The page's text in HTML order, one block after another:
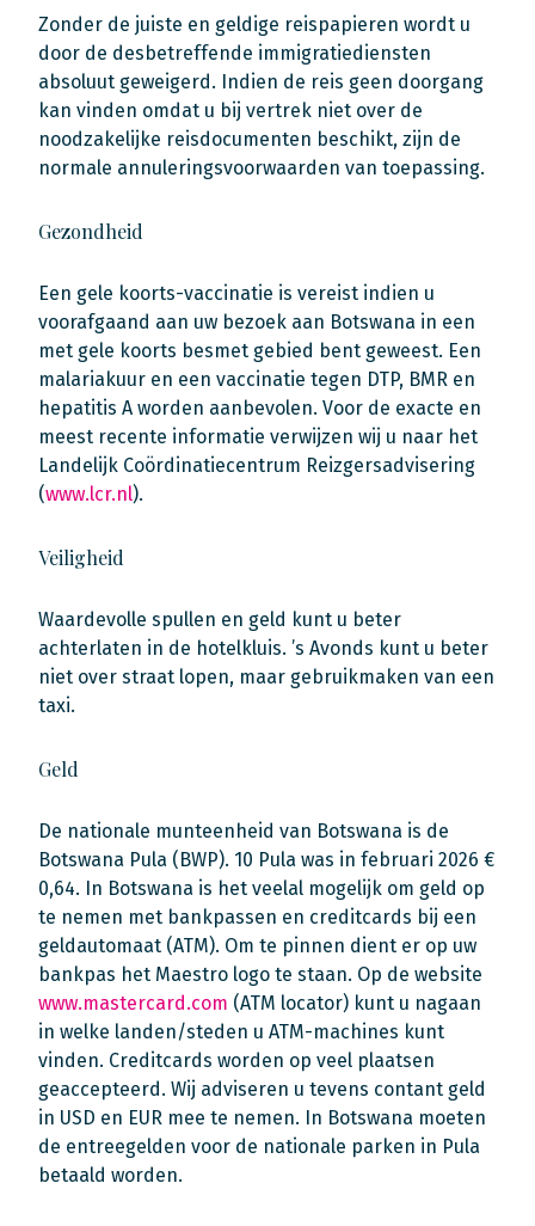
Zonder de juiste en geldige reispapieren wordt u
door de desbetreffende immigratiediensten
absoluut geweigerd. Indien de reis geen doorgang
kan vinden omdat u bij vertrek niet over de
noodzakelijke reisdocumenten beschikt, zijn de
normale annuleringsvoorwaarden van toepassing.
Gezondheid
Een gele koorts-vaccinatie is vereist indien u
voorafgaand aan uw bezoek aan Botswana in een
met gele koorts besmet gebied bent geweest. Een
malariakuur en een vaccinatie tegen DTP, BMR en
hepatitis A worden aanbevolen. Voor de exacte en
meest recente informatie verwijzen wij u naar het
Landelijk Coördinatiecentrum Reizgersadvisering
(www.lcr.nl).
Veiligheid
Waardevolle spullen en geld kunt u beter
achterlaten in de hotelkluis. ’s Avonds kunt u beter
niet over straat lopen, maar gebruikmaken van een
taxi.
Geld
De nationale munteenheid van Botswana is de
Botswana Pula (BWP). 10 Pula was in februari 2026 €
0,64. In Botswana is het veelal mogelijk om geld op
te nemen met bankpassen en creditcards bij een
geldautomaat (ATM). Om te pinnen dient er op uw
bankpas het Maestro logo te staan. Op de website
www.mastercard.com (ATM locator) kunt u nagaan
in welke landen/steden u ATM-machines kunt
vinden. Creditcards worden op veel plaatsen
geaccepteerd. Wij adviseren u tevens contant geld
in USD en EUR mee te nemen. In Botswana moeten
de entreegelden voor de nationale parken in Pula
betaald worden.